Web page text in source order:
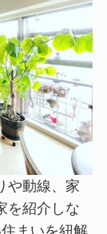
や動線、家
を紹介しな
まいを紐解